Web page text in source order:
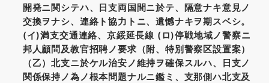
開発ニ関シテハ、日支両国間ニ於テ、隔意ナキ意見ノ
交換ヲナシ、連絡ト協力トニ、遺憾ナキヲ期スベシ。
(イ)満支交通連絡、京綏延長線 (ロ)停戦地域ノ警察ニ
邦人顧問及教官招聘ノ要求（附、特別警察区設置案）
（乙）北支ニ於ケル治安ノ維持ヲ確保スルハ、日支ノ
関係保持ノ為ノ根本問題ナルニ鑑ミ、支那側ハ北支及